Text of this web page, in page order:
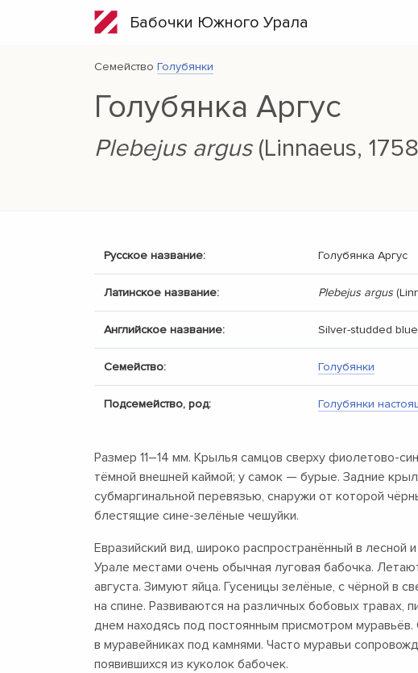
Бабочки Южного Урала
Семейство Голубянки
Голубянка Аргус
Plebejus argus(Linnaeus,
Русское название: Голубянка Аргус
Латинское название: Plebejus argus
Английское название: Silver-studded blue
Семейство: Голубянки
Подсемейство, род: Голубянки
Размер 11–14 мм. Крылья самцов сверху фиолетово-
тёмной внешней каймой; у самок — бурые. Задние
субмаргинальной перевязью, снаружи от которой
блестящие сине-зелёные чешуйки.
Евразийский вид, широко распространённый в лесной
Урале местами очень обычная луговая бабочка.
августа. Зимуют яйца. Гусеницы зелёные, с чёрной в
на спине. Развиваются на различных бобовых травах,
днем находясь под постоянным присмотром
в муравейниках под камнями. Часто муравьи
появившихся из куколок бабочек.